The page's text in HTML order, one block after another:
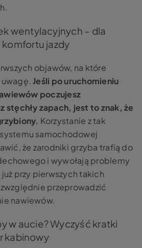
wentylacyjnych – dla
jazdy
objawów, na które
uwagę.Jeśli po uruchomieniu
poczujesz
stęchły zapach, jest to znak, że
Korzystanie z tak
samochodowej
że zarodniki grzyba trafią do
i wywołają problemy
przy pierwszych takich
przeprowadzić
nawiewów.
w aucie? Wyczyść kratki
kabinowy